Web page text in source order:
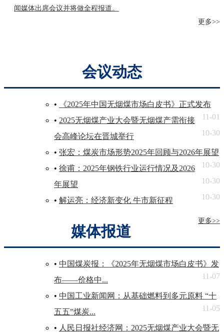
闻媒体出席会议并将做全程报道。
更多>>
会议动态
•
《2025年中国无烟煤市场白皮书》正式发布
11-01
• 2025无烟煤产业大会暨无烟煤产需衔接
会高峰论坛在晋城举行
10-30
• 张宏：煤炭市场形势2025年回顾与2026年展望
10-30
• 徐甫：2025年钢铁行业运行情况及2026
年展望
10-30
• 解运亮：经济新变化 牛市新征程 10-30
更多>>
媒体报道
• 中国煤炭报：《2025年无烟煤市场白皮书》发
布——价格中...
11-07
• 中国工业新闻网：从基础燃料到多元原料 “十
五五”煤炭...
11-05
• 人民日报社经济网：2025无烟煤产业大会暨无